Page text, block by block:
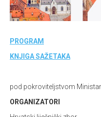
PROGRAM
KNJIGA SAŽETAKA
pod pokroviteljstvom
ORGANIZATORI